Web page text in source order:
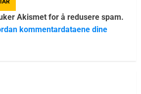
Akismet for å redusere spam.
kommentardataene dine